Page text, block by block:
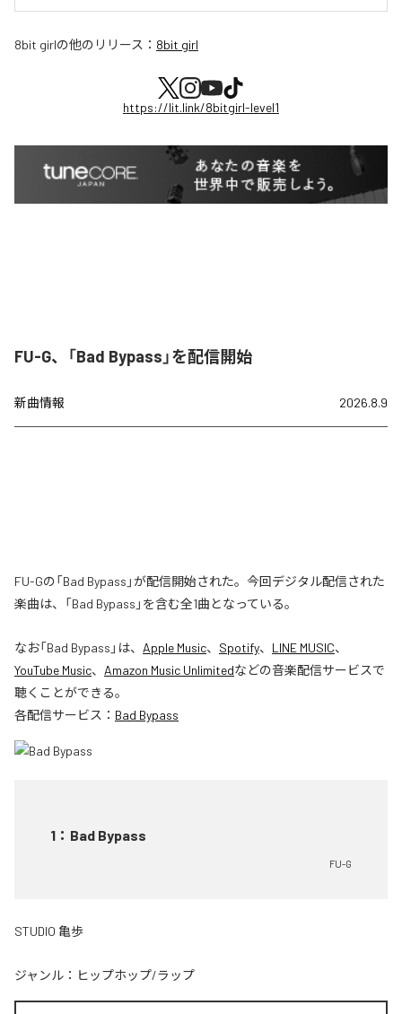
8bit girlの他のリリース： 8bit girl
https://lit.link/8bitgirl-level1
FU-G、「Bad Bypass」を配信開始
新曲情報 2026.8.9
FU-Gの「Bad Bypass」が配信開始された。今回デジタル配信された
楽曲は、「Bad Bypass」を含む全1曲となっている。
なお「Bad Bypass 」は、 Apple Music、 Spotify、 LINE MUSIC、
YouTube Music、 Amazon Music Unlimitedなどの音楽配信サービスで
聴くことができる。
各配信サービス： Bad Bypass
1 ： Bad Bypass
FU-G
STUDIO 亀歩
ジャンル： ヒップホップ/ラップ